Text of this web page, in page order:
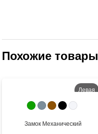
Похожие товары
Левая
Во двор
Замок Механический